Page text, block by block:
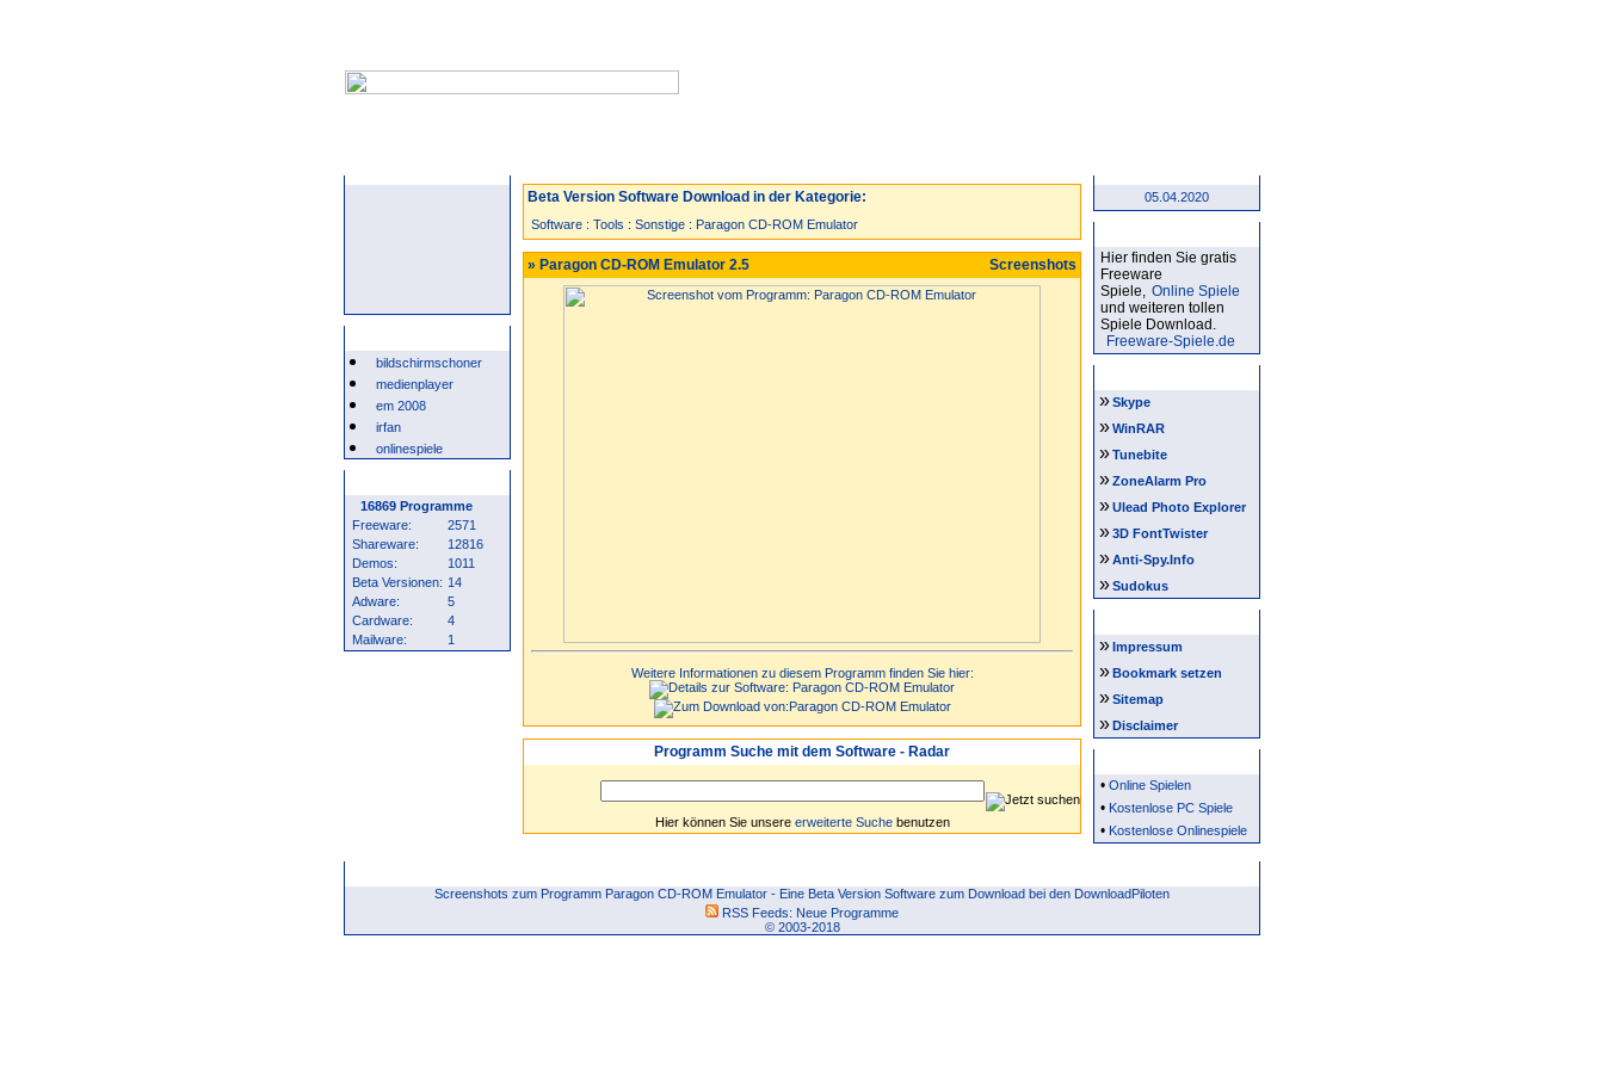
bildschirmschoner
medienplayer
em 2008
irfan
onlinespiele
16869 Programme
Freeware:
2571
Shareware:
12816
Demos:
1011
Beta Versionen: 14
Adware:
5
Cardware:
4
Mailware:
1
Beta Version Software Download in der Kategorie:
Software : Tools : Sonstige : Paragon CD-ROM Emulator
» Paragon CD-ROM Emulator 2.5 Screenshots
Weitere Informationen zu diesem Programm finden Sie hier:
Programm Suche mit dem Software - Radar
Hier können Sie unsere erweiterte Suchebenutzen
05.04.2020
Hier finden Sie gratis
Freeware
Spiele, Online Spiele
und weiteren tollen
Spiele Download.
Freeware-Spiele.de
»Skype
»WinRAR
»Tunebite
»ZoneAlarm Pro
»Ulead Photo Explorer
»3D FontTwister
»Anti-Spy.Info
»Sudokus
»Impressum
»Bookmark setzen
»Sitemap
»Disclaimer
• Online Spielen
• Kostenlose PC Spiele
• Kostenlose Onlinespiele
Screenshots zum Programm Paragon CD-ROM Emulator - Eine Beta Version Software zum Download bei den DownloadPiloten
RSS Feeds: Neue Programme
© 2003-2018